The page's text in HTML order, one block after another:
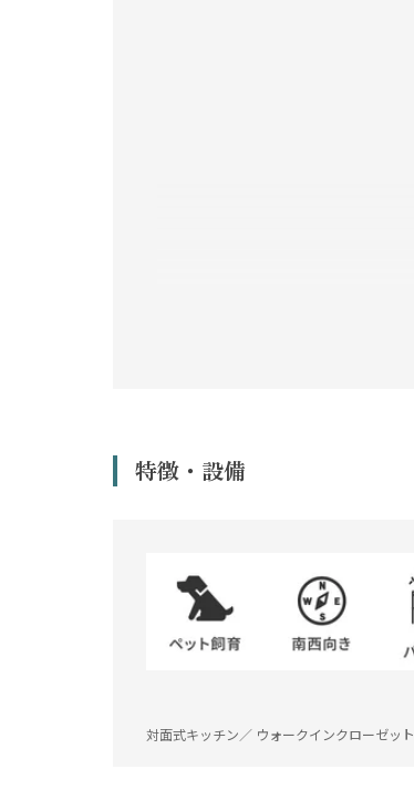
特徴・設備
対面式キッチン／ ウォークインクローゼット